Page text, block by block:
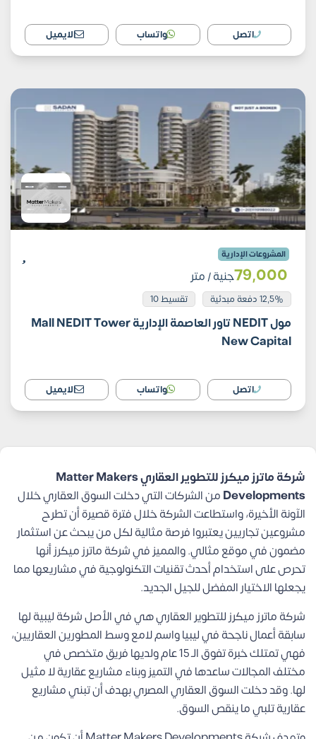
اتصل واتساب الايميل
المشروعات الإدارية
79٬000جنية/ متر
12,5% دفعة مبدئية تقسيط 10
مول NEDIT تاور العاصمة الإدارية Mall NEDIT Tower
New Capital
اتصل واتساب الايميل
شركة ماترز ميكرز للتطوير العقاري Matter Makers
Developmentsمن الشركات التي دخلت السوق العقاري خلال
الآونة الأخيرة، واستطاعت الشركة خلال فترة قصيرة أن تطرح
مشروعين تجاريين يعتبروا فرصة مثالية لكل من يبحث عن استثمار
مضمون في موقع مثالي. والمميز في شركة ماترز ميكرز أنها
تحرص على استخدام أحدث تقنيات التكنولوجية في مشاريعها مما
يجعلها الاختيار المفضل للجيل الجديد.
شركة ماترز ميكرز للتطوير العقاري هي في الأصل شركة ليبية لها
سابقة أعمال ناجحة في ليبيا واسم لامع وسط المطورين العقاريين،
فهي تمتلك خبرة تفوق الـ 15 عام ولديها فريق متخصص في
مختلف المجالات ساعدها في التميز وبناء مشاريع عقارية لا مثيل
لها. وقد دخلت السوق العقاري المصري بهدف أن تبني مشاريع
عقارية تلبي ما ينقص السوق.